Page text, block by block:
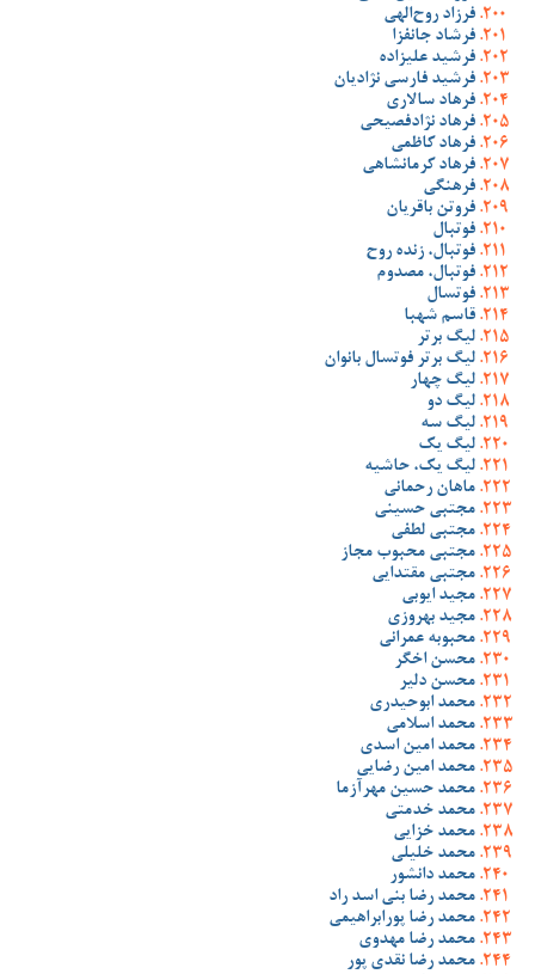
فرزاد روح‌الهی
فرشاد جانفزا
فرشید علیزاده
فرشید فارسی نژادیان
فرهاد سالاری
فرهاد نژادفصیحی
فرهاد کاظمی
فرهاد کرمانشاهی
فرهنگی
فروتن باقریان
فوتبال
فوتبال، زنده روح
فوتبال، مصدوم
فوتسال
قاسم شهبا
لیگ برتر
لیگ برتر فوتسال بانوان
لیگ چهار
لیگ دو
لیگ سه
لیگ یک
لیگ یک، حاشیه
ماهان رحمانی
مجتبی حسینی
مجتبی لطفی
مجتبی محبوب مجاز
مجتبی مقتدایی
مجید ایوبی
مجید بهروزی
محبوبه عمرانی
محسن اخگر
محسن دلیر
محمد ابوحیدری
محمد اسلامی
محمد امین اسدی
محمد امین رضایی
محمد حسین مهرآزما
محمد خدمتی
محمد خزایی
محمد خلیلی
محمد دانشور
محمد رضا بنی اسد راد
محمد رضا پورابراهیمی
محمد رضا مهدوی
محمد رضا نقدی پور